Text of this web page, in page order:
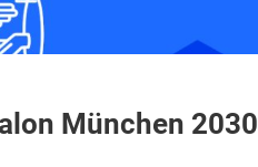
München 2030